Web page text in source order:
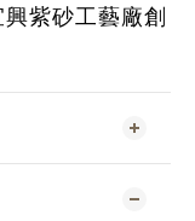
紫砂工藝廠創